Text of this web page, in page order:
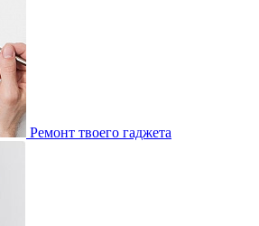
Ремонт твоего гаджета